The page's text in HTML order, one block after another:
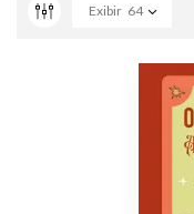
Exibir 64